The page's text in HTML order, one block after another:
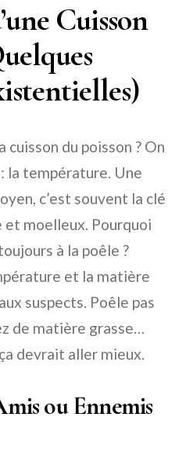
Cuisson
du poisson ? On
: la température. Une
c’est souvent la clé
et moelleux. Pourquoi
à la poêle ?
et la matière
suspects. Poêle pas
de matière grasse…
devrait aller mieux.
ou Ennemis